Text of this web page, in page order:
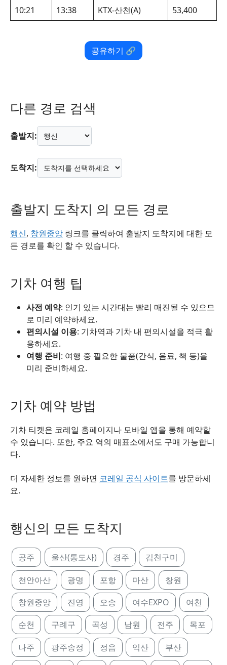
10:21
13:38 KTX-산천(A) 53,400
공유하기 🔗
다른 경로 검색
출발지:
도착지:
출발지 도착지 의 모든 경로
행신, 창원중앙 링크를 클릭하여 출발지 도착지에 대한 모
든 경로를 확인 할 수 있습니다.
기차 여행 팁
사전 예약: 인기 있는 시간대는 빨리 매진될 수 있으므
로 미리 예약하세요.
편의시설 이용: 기차역과 기차 내 편의시설을 적극 활
용하세요.
여행 준비: 여행 중 필요한 물품(간식, 음료, 책 등)을
미리 준비하세요.
기차 예약 방법
기차 티켓은 코레일 홈페이지나 모바일 앱을 통해 예약할
수 있습니다. 또한, 주요 역의 매표소에서도 구매 가능합니
다.
더 자세한 정보를 원하면 코레일 공식 사이트를 방문하세
요.
행신의 모든 도착지
공주 울산(통도사) 경주 김천구미
천안아산 광명 포항 마산 창원
창원중앙 진영 오송 여수EXPO 여천
순천 구례구 곡성 남원 전주 목포
나주 광주송정 정읍 익산 부산